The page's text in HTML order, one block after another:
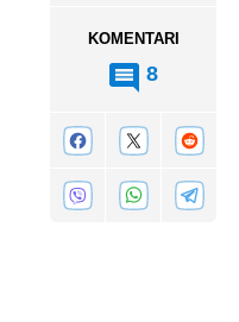
KOMENTARI
8